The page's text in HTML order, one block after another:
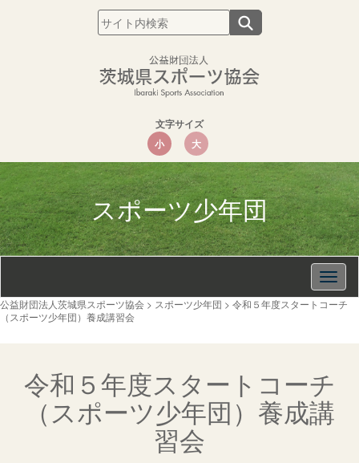
文字サイズ
小
大
スポーツ少年団
公益財団法人茨城県スポーツ協会 > スポーツ少年団 > 令和５年度スタートコーチ
（スポーツ少年団）養成講習会
令和５年度スタートコーチ
（スポーツ少年団）養成講
習会